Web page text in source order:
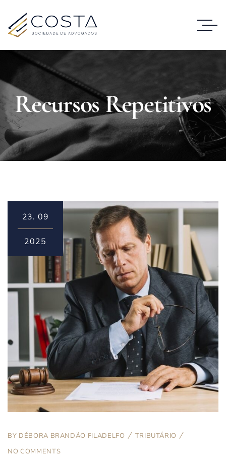
Recursos Repetitivos
23. 09
2025
BY DÉBORA BRANDÃO FILADELFO
TRIBUTÁRIO
NO COMMENTS